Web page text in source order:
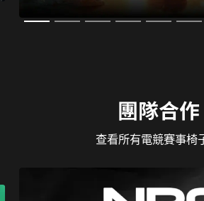
團隊合作
查看所有電競賽事椅